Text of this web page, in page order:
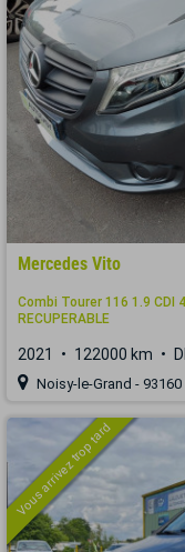
Mercedes Vito
Combi Tourer 116 1.9 CDI
RECUPERABLE
2021 122000 km
Noisy-le-Grand - 93160
Vous arrivez trop tard